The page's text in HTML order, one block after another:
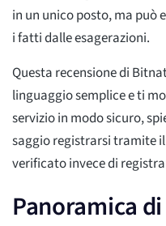
in un unico posto, ma può
i fatti dalle esagerazioni.
Questa recensione di
linguaggio semplice e ti
servizio in modo sicuro,
saggio registrarsi tramite
verificato invece di
Panoramica